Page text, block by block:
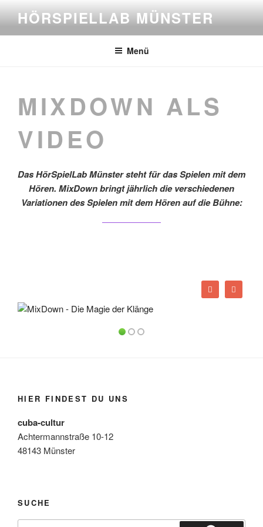
springen
HÖRSPIELLAB MÜNSTER
Menü
MIXDOWN ALS
VIDEO
Das HörSpielLab Münster steht für das Spielen mit dem
Hören. MixDownbringt jährlich die verschiedenen
Variationen des Spielen mit dem Hören auf die Bühne:
HIER FINDEST DU UNS
cuba-cultur
Achtermannstraße 10-12
48143 Münster
SUCHE